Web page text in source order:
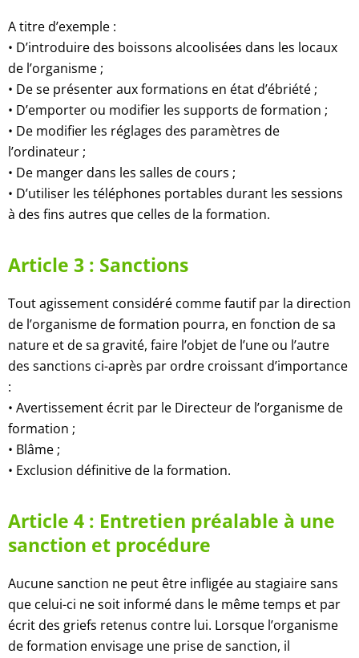
A titre d’exemple :
• D’introduire des boissons alcoolisées dans les locaux
de l’organisme ;
• De se présenter aux formations en état d’ébriété ;
• D’emporter ou modifier les supports de formation ;
• De modifier les réglages des paramètres de
l’ordinateur ;
• De manger dans les salles de cours ;
• D’utiliser les téléphones portables durant les sessions
à des fins autres que celles de la formation.
Article 3 : Sanctions
Tout agissement considéré comme fautif par la direction
de l’organisme de formation pourra, en fonction de sa
nature et de sa gravité, faire l’objet de l’une ou l’autre
des sanctions ci-après par ordre croissant d’importance
:
• Avertissement écrit par le Directeur de l’organisme de
formation ;
• Blâme ;
• Exclusion définitive de la formation.
Article 4 : Entretien préalable à une
sanction et procédure
Aucune sanction ne peut être infligée au stagiaire sans
que celui-ci ne soit informé dans le même temps et par
écrit des griefs retenus contre lui. Lorsque l’organisme
de formation envisage une prise de sanction, il